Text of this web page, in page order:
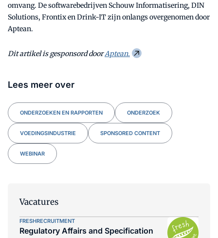
omvang. De softwarebedrijven Schouw Informatisering, DIN
Solutions, Frontix en Drink-IT zijn onlangs overgenomen door
Aptean.
Dit artikel is gesponsord doorAptean.
Lees meer over
ONDERZOEKEN EN RAPPORTEN ONDERZOEK
VOEDINGSINDUSTRIE SPONSORED CONTENT
WEBINAR
Vacatures
FRESHRECRUITMENT
Regulatory Affairs and Specification